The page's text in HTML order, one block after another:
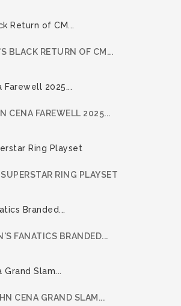
BLACK RETURN OF CM...
CENA FAREWELL 2025...
RING PLAYSET
FANATICS BRANDED...
CENA GRAND SLAM...